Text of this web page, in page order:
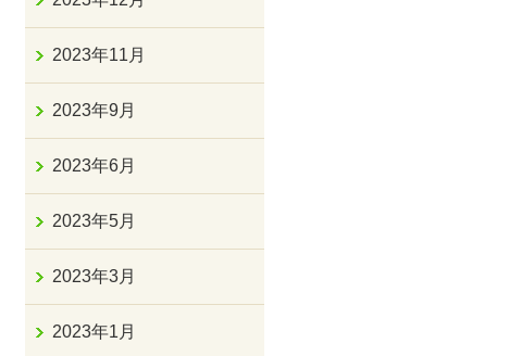
2023年11月
2023年9月
2023年6月
2023年5月
2023年3月
2023年1月